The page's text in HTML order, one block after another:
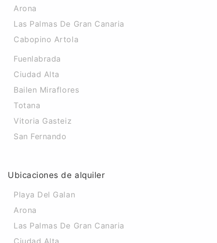
Arona
Las Palmas De Gran Canaria
Cabopino Artola
Fuenlabrada
Ciudad Alta
Bailen Miraflores
Totana
Vitoria Gasteiz
San Fernando
Ubicaciones de alquiler
Playa Del Galan
Arona
Las Palmas De Gran Canaria
Ciudad Alta